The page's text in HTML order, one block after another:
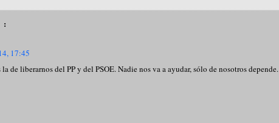
:
17:45
la de liberarnos del PP y del PSOE. Nadie nos va a ayudar, sólo de nosotros depende.